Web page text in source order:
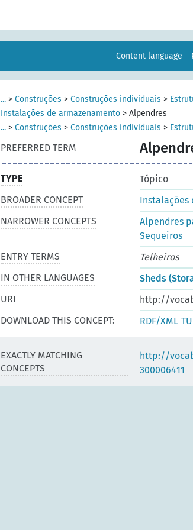
Content language
... > Construções > Construções individuais >
Instalações de armazenamento > Alpendres
... > Construções > Construções individuais >
PREFERRED TERM
TYPE
Tópico
BROADER CONCEPT
Instalações
NARROWER CONCEPTS
Alpendres
Sequeiros
ENTRY TERMS
Telheiros
IN OTHER LANGUAGES
Sheds
URI
http://
DOWNLOAD THIS CONCEPT:
RDF/XML
EXACTLY MATCHING
CONCEPTS
http://
300006411